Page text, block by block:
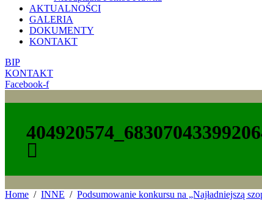
AKTUALNOŚCI
GALERIA
DOKUMENTY
KONTAKT
BIP
KONTAKT
Facebook-f
Home INNE Podsumowanie konkursu na „Najładniejszą